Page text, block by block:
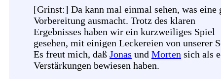
[Grinst:] Da kann mal einmal sehen, was eine
Vorbereitung ausmacht. Trotz des klaren
Ergebnisses haben wir ein kurzweiliges Spiel
gesehen, mit einigen Leckereien von unserer
Es freut mich, daß Jonas und Morten sich als
Verstärkungen bewiesen haben.